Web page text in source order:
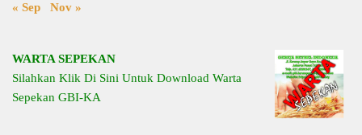
« Sep Nov »
WARTA SEPEKAN
Silahkan Klik Di Sini Untuk Download Warta
Sepekan GBI-KA